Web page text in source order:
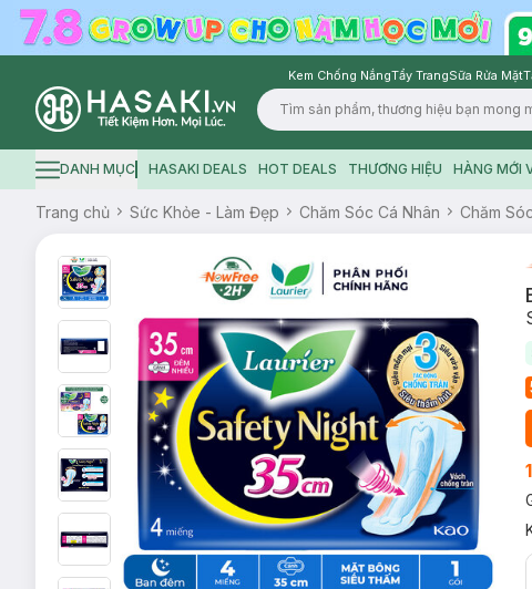
Kem Chống NắngTẩy TrangSữa Rửa Mặt
Logo
Hamburger icon
DANH MỤC HASAKI DEALS HOT DEALS THƯƠNG HIỆU HÀNG MỚI
Trang chủ Sức Khỏe - Làm Đẹp Chăm Sóc Cá Nhân Chăm